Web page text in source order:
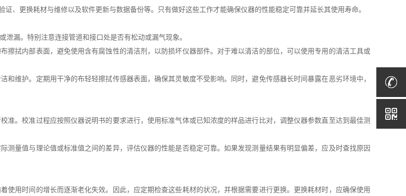
更换耗材与维修以及软件更新与数据备份等。只有做好这些工作才能确保仪器的性能稳定可靠并延长其使用寿命。
漏。特别注意连接管道和接口处是否有松动或漏气现象。
拭内部表面，避免使用含有腐蚀性的清洁剂，以防损坏仪器部件。对于难以清洁的部位，可以使用专用的清洁工具或
维护。定期用干净的布轻轻擦拭传感器表面，确保其灵敏度不受影响。同时，避免传感器长时间暴露在恶劣环境中，
。校准过程应按照仪器说明书的要求进行，使用标准气体或已知浓度的样品进行比对，调整仪器参数直至达到最佳测
量值与理论值或标准值之间的差异，评估仪器的性能是否稳定可靠。如果发现测量结果有明显偏差，应及时查找原因
用时间的增长而逐渐老化失效。因此，应定期检查这些耗材的状况，并根据需要进行更换。更换耗材时，应确保使用